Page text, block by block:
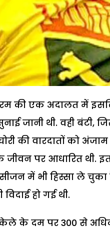
की एक अदालत में
जानी थी. वही बंटी,
की वारदातों को
पर आधारित थी. इतना
सीजन में भी हिस्सा ले
हो गई थी.
के दम पर 300 से